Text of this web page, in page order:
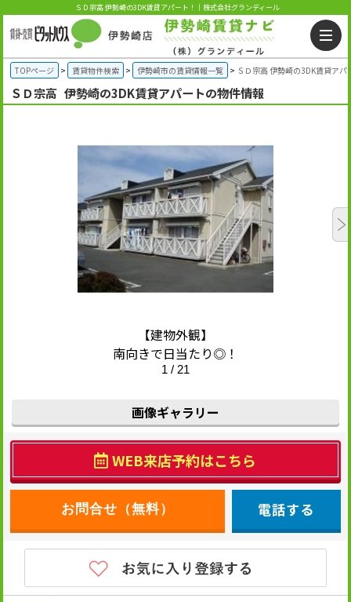
ＳＤ宗高 伊勢崎の3DK賃貸アパート！｜株式会社グランディール
TOPページ 賃貸物件検索 伊勢崎市の賃貸情報一覧 ＳＤ宗高 伊勢崎の3DK賃貸アパ
ＳＤ宗高 伊勢崎の3DK賃貸アパートの物件情報
【建物外観】
南向きで日当たり◎！
1 / 21
画像ギャラリー
WEB来店予約はこちら
電話する